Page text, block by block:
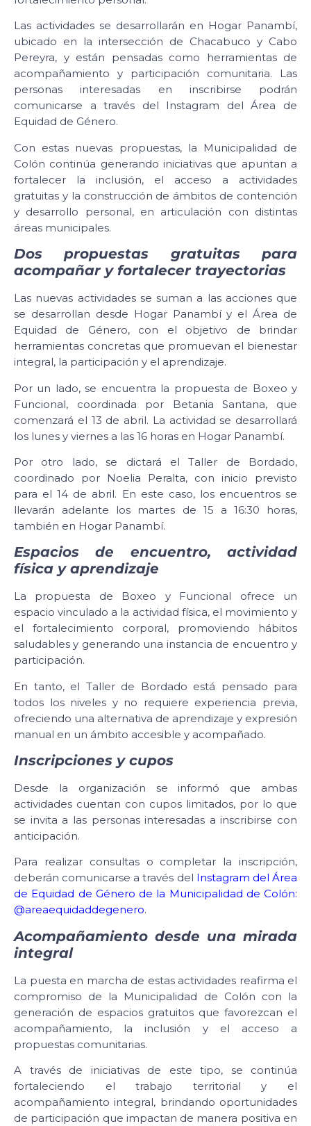
Las actividades se desarrollarán en Hogar Panambí,
ubicado en la intersección de Chacabuco y Cabo
Pereyra, y están pensadas como herramientas de
acompañamiento y participación comunitaria. Las
personas interesadas en inscribirse podrán
comunicarse a través del Instagram del Área de
Equidad de Género.
Con estas nuevas propuestas, la Municipalidad de
Colón continúa generando iniciativas que apuntan a
fortalecer la inclusión, el acceso a actividades
gratuitas y la construcción de ámbitos de contención
y desarrollo personal, en articulación con distintas
áreas municipales.
Dos propuestas gratuitas para
acompañar y fortalecer trayectorias
Las nuevas actividades se suman a las acciones que
se desarrollan desde Hogar Panambí y el Área de
Equidad de Género, con el objetivo de brindar
herramientas concretas que promuevan el bienestar
integral, la participación y el aprendizaje.
Por un lado, se encuentra la propuesta de Boxeo y
Funcional, coordinada por Betania Santana, que
comenzará el 13 de abril. La actividad se desarrollará
los lunes y viernes a las 16 horas en Hogar Panambí.
Por otro lado, se dictará el Taller de Bordado,
coordinado por Noelia Peralta, con inicio previsto
para el 14 de abril. En este caso, los encuentros se
llevarán adelante los martes de 15 a 16:30 horas,
también en Hogar Panambí.
Espacios de encuentro, actividad
física y aprendizaje
La propuesta de Boxeo y Funcional ofrece un
espacio vinculado a la actividad física, el movimiento y
el fortalecimiento corporal, promoviendo hábitos
saludables y generando una instancia de encuentro y
participación.
En tanto, el Taller de Bordado está pensado para
todos los niveles y no requiere experiencia previa,
ofreciendo una alternativa de aprendizaje y expresión
manual en un ámbito accesible y acompañado.
Inscripciones y cupos
Desde la organización se informó que ambas
actividades cuentan con cupos limitados, por lo que
se invita a las personas interesadas a inscribirse con
anticipación.
Para realizar consultas o completar la inscripción,
deberán comunicarse a través del Instagram del Área
de Equidad de Género de la Municipalidad de Colón:
@areaequidaddegenero.
Acompañamiento desde una mirada
integral
La puesta en marcha de estas actividades reafirma el
compromiso de la Municipalidad de Colón con la
generación de espacios gratuitos que favorezcan el
acompañamiento, la inclusión y el acceso a
propuestas comunitarias.
A través de iniciativas de este tipo, se continúa
fortaleciendo el trabajo territorial y el
acompañamiento integral, brindando oportunidades
de participación que impactan de manera positiva en